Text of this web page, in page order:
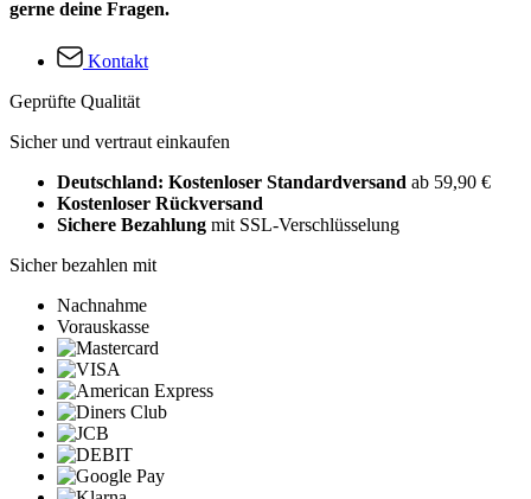
gerne deine Fragen.
Kontakt
Geprüfte Qualität
Sicher und vertraut einkaufen
Deutschland: Kostenloser Standardversand ab 59,90 €
Kostenloser Rückversand
Sichere Bezahlung mit SSL-Verschlüsselung
Sicher bezahlen mit
Nachnahme
Vorauskasse